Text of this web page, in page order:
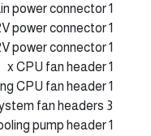
1 x 24-pin ATX main power connector
1 x 8-pin ATX 12V power connector
1 x 4-pin ATX 12V power connector
1 x CPU fan header
1 x water cooling CPU fan header
3 x system fan headers
1 x system fan/water cooling pump header